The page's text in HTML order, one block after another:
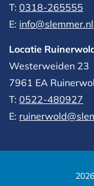
T: 0318-265555
E: info@slemmer.nl
Locatie
Westerweiden 23
7961 EA
T: 0522-480927‬
E: